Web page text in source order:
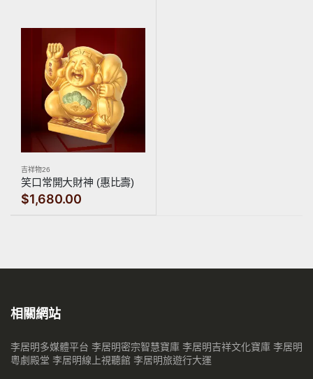
吉祥物26
笑口常開大財神 (惠比壽)
$1,680.00
相關網站
李居明多媒體平台 李居明密宗智慧寶庫 李居明吉祥文化寶庫 李居明
粵劇殿堂 李居明線上視聽館 李居明旅遊行大運